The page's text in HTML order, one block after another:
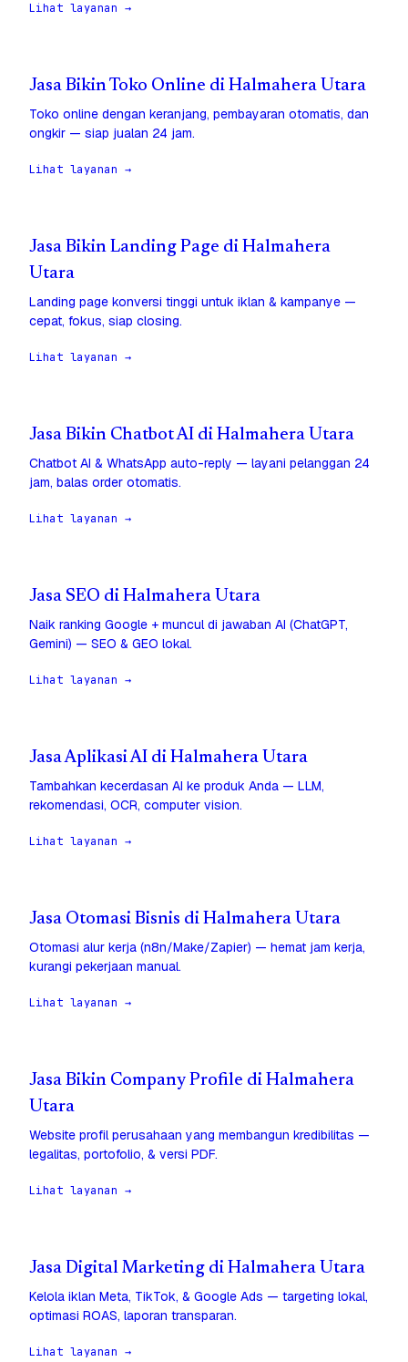
Lihat layanan →
Jasa Bikin Toko Online di Halmahera Utara
Toko online dengan keranjang, pembayaran otomatis, dan
ongkir — siap jualan 24 jam.
Lihat layanan →
Jasa Bikin Landing Page di Halmahera
Utara
Landing page konversi tinggi untuk iklan & kampanye —
cepat, fokus, siap closing.
Lihat layanan →
Jasa Bikin Chatbot AI di Halmahera Utara
Chatbot AI & WhatsApp auto-reply — layani pelanggan 24
jam, balas order otomatis.
Lihat layanan →
Jasa SEO di Halmahera Utara
Naik ranking Google + muncul di jawaban AI (ChatGPT,
Gemini) — SEO & GEO lokal.
Lihat layanan →
Jasa Aplikasi AI di Halmahera Utara
Tambahkan kecerdasan AI ke produk Anda — LLM,
rekomendasi, OCR, computer vision.
Lihat layanan →
Jasa Otomasi Bisnis di Halmahera Utara
Otomasi alur kerja (n8n/Make/Zapier) — hemat jam kerja,
kurangi pekerjaan manual.
Lihat layanan →
Jasa Bikin Company Profile di Halmahera
Utara
Website profil perusahaan yang membangun kredibilitas —
legalitas, portofolio, & versi PDF.
Lihat layanan →
Jasa Digital Marketing di Halmahera Utara
Kelola iklan Meta, TikTok, & Google Ads — targeting lokal,
optimasi ROAS, laporan transparan.
Lihat layanan →